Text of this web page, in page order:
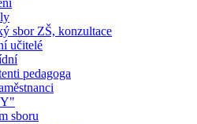
sbor ZŠ, konzultace
učitelé
pedagoga
sboru